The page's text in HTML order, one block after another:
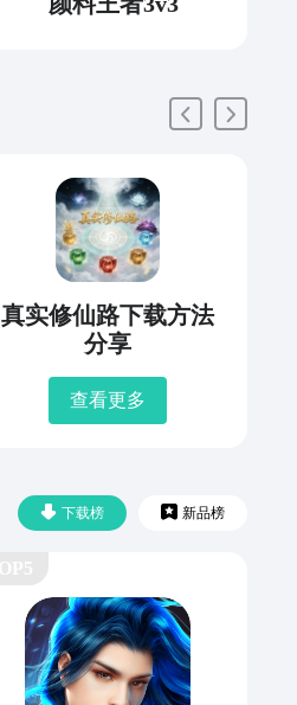
真实修仙路下载方法
分享
查看更多
下载榜 新品榜